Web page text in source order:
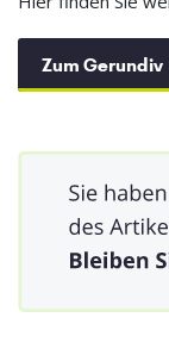
Zum Gerundiv